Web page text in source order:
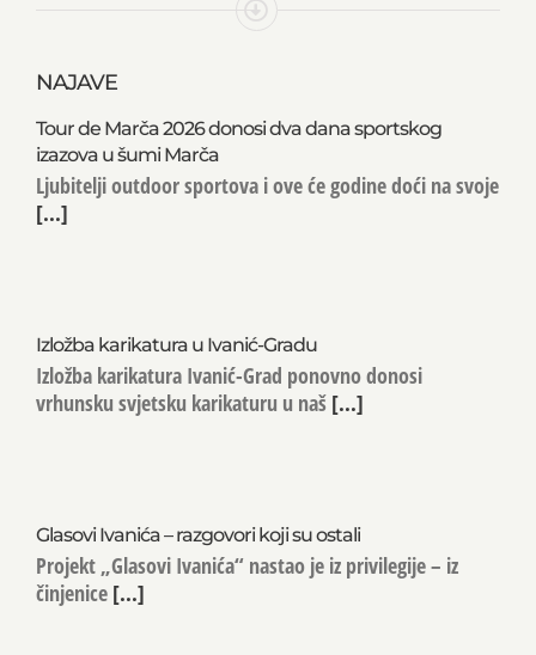
NAJAVE
Tour de Marča 2026 donosi dva dana sportskog
izazova u šumi Marča
Ljubitelji outdoor sportova i ove će godine doći na svoje
[...]
Izložba karikatura u Ivanić-Gradu
Izložba karikatura Ivanić-Grad ponovno donosi
vrhunsku svjetsku karikaturu u naš [...]
Glasovi Ivanića – razgovori koji su ostali
Projekt „Glasovi Ivanića“ nastao je iz privilegije – iz
činjenice [...]